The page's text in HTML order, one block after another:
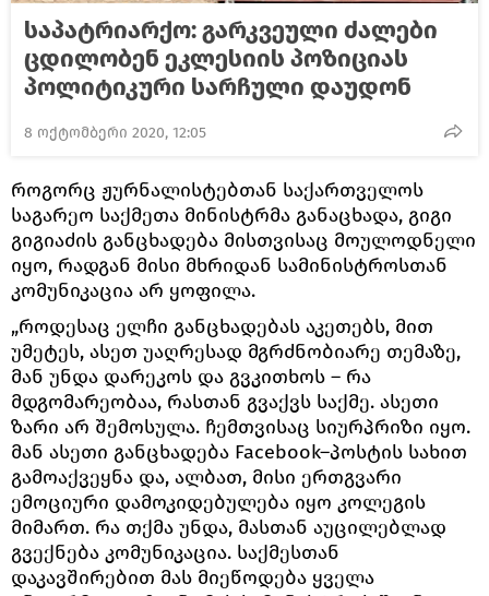
საპატრიარქო: გარკვეული ძალები
ცდილობენ ეკლესიის პოზიციას
პოლიტიკური სარჩული დაუდონ
8 ოქტომბერი 2020, 12:05
როგორც ჟურნალისტებთან საქართველოს
საგარეო საქმეთა მინისტრმა განაცხადა, გიგი
გიგიაძის განცხადება მისთვისაც მოულოდნელი
იყო, რადგან მისი მხრიდან სამინისტროსთან
კომუნიკაცია არ ყოფილა.
„როდესაც ელჩი განცხადებას აკეთებს, მით
უმეტეს, ასეთ უაღრესად მგრძნობიარე თემაზე,
მან უნდა დარეკოს და გვკითხოს – რა
მდგომარეობაა, რასთან გვაქვს საქმე. ასეთი
ზარი არ შემოსულა. ჩემთვისაც სიურპრიზი იყო.
მან ასეთი განცხადება Facebook–პოსტის სახით
გამოაქვეყნა და, ალბათ, მისი ერთგვარი
ემოციური დამოკიდებულება იყო კოლეგის
მიმართ. რა თქმა უნდა, მასთან აუცილებლად
გვექნება კომუნიკაცია. საქმესთან
დაკავშირებით მას მიეწოდება ყველა